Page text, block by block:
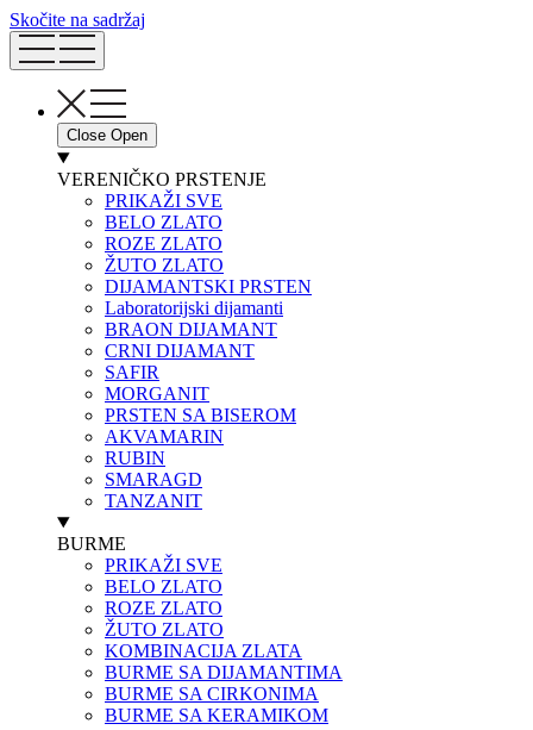
Skočite na sadržaj
Close Open
VERENIČKO PRSTENJE
PRIKAŽI SVE
BELO ZLATO
ROZE ZLATO
ŽUTO ZLATO
DIJAMANTSKI PRSTEN
Laboratorijski dijamanti
BRAON DIJAMANT
CRNI DIJAMANT
SAFIR
MORGANIT
PRSTEN SA BISEROM
AKVAMARIN
RUBIN
SMARAGD
TANZANIT
BURME
PRIKAŽI SVE
BELO ZLATO
ROZE ZLATO
ŽUTO ZLATO
KOMBINACIJA ZLATA
BURME SA DIJAMANTIMA
BURME SA CIRKONIMA
BURME SA KERAMIKOM